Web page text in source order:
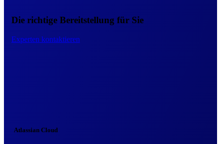
Die richtige Bereitstellung für Sie
Experten kontaktieren
Atlassian Cloud